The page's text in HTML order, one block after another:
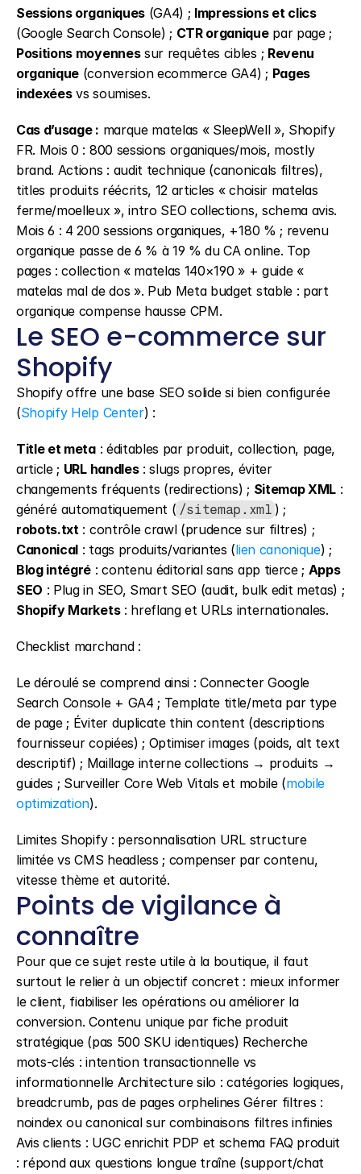
Sessions organiques (GA4) ; Impressions et clics
(Google Search Console) ; CTR organique
Positions moyennes sur requêtes cibles ; Revenu
organique (conversion ecommerce GA4) ; Pages
indexées vs soumises.
Cas d’usage : marque matelas « SleepWell », Shopify
FR. Mois 0 : 800 sessions organiques/mois, mostly
brand. Actions : audit technique (canonicals filtres),
titles produits réécrits, 12 articles « choisir matelas
ferme/moelleux », intro SEO collections, schema avis.
Mois 6 : 4 200 sessions organiques, +180 % ; revenu
organique passe de 6 % à 19 % du CA online. Top
pages : collection « matelas 140×190 » + guide «
matelas mal de dos ». Pub Meta budget stable : part
organique compense hausse CPM.
Le SEO e-commerce sur
Shopify
Shopify offre une base SEO solide si bien configurée
(Shopify Help Center) :
Title et meta : éditables par produit, collection, page,
article ; URL handles : slugs propres, éviter
changements fréquents (redirections) ; Sitemap XML :
généré automatiquement ( /sitemap.xml
robots.txt
Canonical : tags produits/variantes (lien canonique
Blog intégré : contenu éditorial sans app tierce ; Apps
SEO
Shopify Markets : hreflang et URLs internationales.
Checklist marchand :
Le déroulé se comprend ainsi : Connecter Google
Search Console + GA4 ; Template title/meta par type
de page ; Éviter duplicate thin content (descriptions
fournisseur copiées) ; Optimiser images (poids, alt text
descriptif) ; Maillage interne collections → produits →
guides ; Surveiller Core Web Vitals et mobile (mobile
optimization).
Limites Shopify : personnalisation URL structure
limitée vs CMS headless ; compenser par contenu,
vitesse thème et autorité.
Points de vigilance à
connaître
Pour que ce sujet reste utile à la boutique, il faut
surtout le relier à un objectif concret : mieux informer
le client, fiabiliser les opérations ou améliorer la
conversion. Contenu unique par fiche produit
stratégique (pas 500 SKU identiques) Recherche
mots-clés : intention transactionnelle vs
informationnelle Architecture silo : catégories logiques,
breadcrumb, pas de pages orphelines Gérer filtres :
noindex ou canonical sur combinaisons filtres infinies
Avis clients : UGC enrichit PDP et schema FAQ produit
: répond aux questions longue traîne (support/chat